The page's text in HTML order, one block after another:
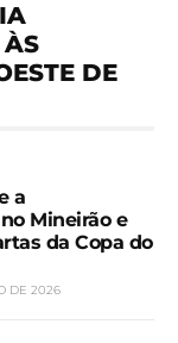
DE
a
Mineirão e
da Copa do
DE 2026